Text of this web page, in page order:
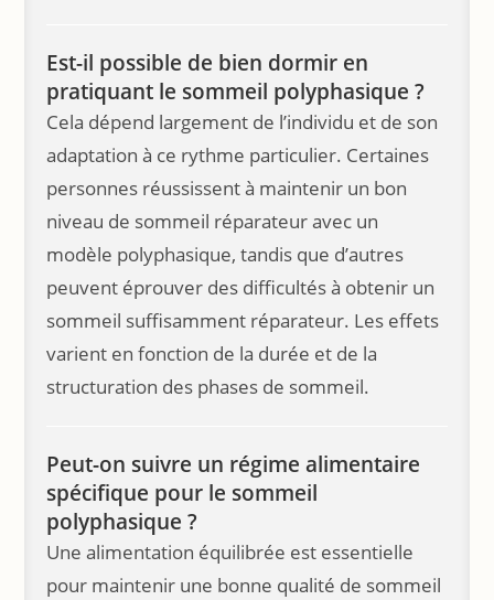
Est-il possible de bien dormir en
pratiquant le sommeil polyphasique ?
Cela dépend largement de l’individu et de son
adaptation à ce rythme particulier. Certaines
personnes réussissent à maintenir un bon
niveau de sommeil réparateur avec un
modèle polyphasique, tandis que d’autres
peuvent éprouver des difficultés à obtenir un
sommeil suffisamment réparateur. Les effets
varient en fonction de la durée et de la
structuration des phases de sommeil.
Peut-on suivre un régime alimentaire
spécifique pour le sommeil
polyphasique ?
Une alimentation équilibrée est essentielle
pour maintenir une bonne qualité de sommeil